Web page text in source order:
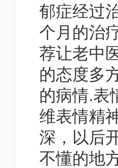
郁症经过
个月的治
荐让老中
的态度多
的病情.表
维表情精
深，以后
不懂的地